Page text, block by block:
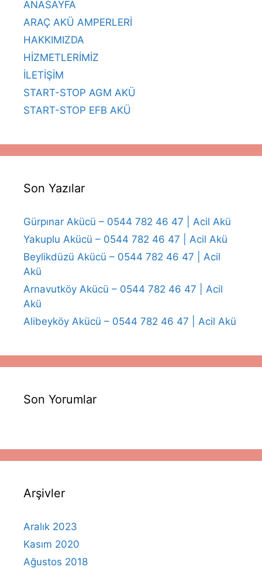
ANASAYFA
ARAÇ AKÜ AMPERLERİ
HAKKIMIZDA
HİZMETLERİMİZ
İLETİŞİM
START-STOP AGM AKÜ
START-STOP EFB AKÜ
Son Yazılar
Gürpınar Akücü – 0544 782 46 47 | Acil Akü
Yakuplu Akücü – 0544 782 46 47 | Acil Akü
Beylikdüzü Akücü – 0544 782 46 47 | Acil
Akü
Arnavutköy Akücü – 0544 782 46 47 | Acil
Akü
Alibeyköy Akücü – 0544 782 46 47 | Acil Akü
Son Yorumlar
Arşivler
Aralık 2023
Kasım 2020
Ağustos 2018